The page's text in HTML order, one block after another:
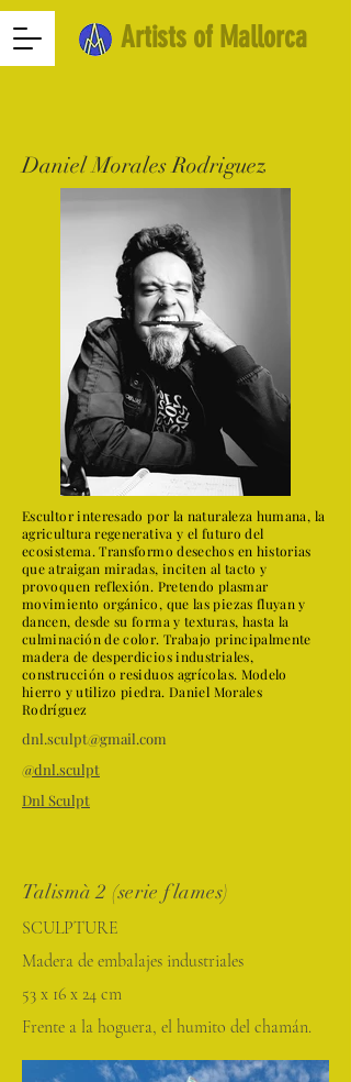
Artists of Mallorca
Daniel Morales Rodriguez
Escultor interesado por la naturaleza humana, la
agricultura regenerativa y el futuro del
ecosistema. Transformo desechos en historias
que atraigan miradas, inciten al tacto y
provoquen reflexión. Pretendo plasmar
movimiento orgánico, que las piezas fluyan y
dancen, desde su forma y texturas, hasta la
culminación de color. Trabajo principalmente
madera de desperdicios industriales,
construcción o residuos agrícolas. Modelo
hierro y utilizo piedra. Daniel Morales
Rodríguez
dnl.sculpt@gmail.com
@dnl.sculpt
Dnl Sculpt
Talismà 2 (serie flames)
SCULPTURE
Madera de embalajes industriales
53 x 16 x 24 cm
Frente a la hoguera, el humito del chamán.